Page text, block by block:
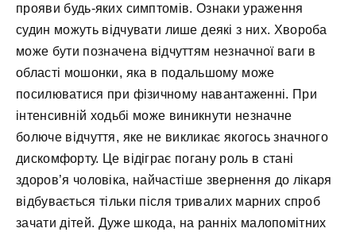
прояви будь-яких симптомів. Ознаки ураження
судин можуть відчувати лише деякі з них. Хвороба
може бути позначена відчуттям незначної ваги в
області мошонки, яка в подальшому може
посилюватися при фізичному навантаженні. При
інтенсивній ходьбі може виникнути незначне
болюче відчуття, яке не викликає якогось значного
дискомфорту. Це відіграє погану роль в стані
здоров’я чоловіка, найчастіше звернення до лікаря
відбувається тільки після тривалих марних спроб
зачати дітей. Дуже шкода, на ранніх малопомітних